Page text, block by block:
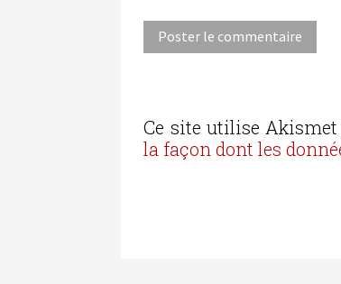
Ce site utilise
la façon dont les